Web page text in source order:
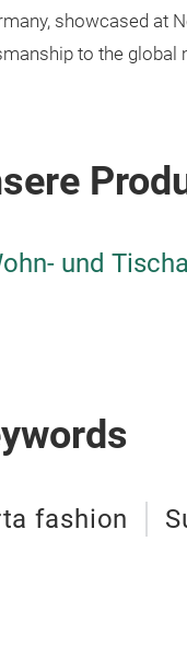
showcased at
to the global
und
fashion